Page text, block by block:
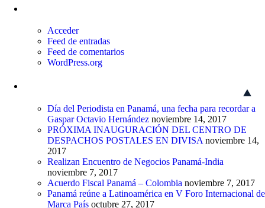
Acceder
Feed de entradas
Feed de comentarios
WordPress.org
Día del Periodista en Panamá, una fecha para recordar a
Gaspar Octavio Hernández noviembre 14, 2017
PRÓXIMA INAUGURACIÓN DEL CENTRO DE
DESPACHOS POSTALES EN DIVISA noviembre 14,
2017
Realizan Encuentro de Negocios Panamá-India
noviembre 7, 2017
Acuerdo Fiscal Panamá – Colombia noviembre 7, 2017
Panamá reúne a Latinoamérica en V Foro Internacional de
Marca País octubre 27, 2017